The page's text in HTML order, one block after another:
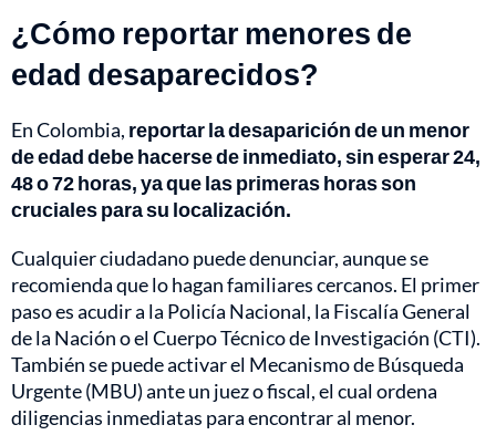
¿Cómo reportar menores de
edad desaparecidos?
En Colombia, reportar la desaparición de un menor
de edad debe hacerse de inmediato, sin esperar 24,
48 o 72 horas, ya que las primeras horas son
cruciales para su localización.
Cualquier ciudadano puede denunciar, aunque se
recomienda que lo hagan familiares cercanos. El primer
paso es acudir a la Policía Nacional, la Fiscalía General
de la Nación o el Cuerpo Técnico de Investigación (CTI).
También se puede activar el Mecanismo de Búsqueda
Urgente (MBU) ante un juez o fiscal, el cual ordena
diligencias inmediatas para encontrar al menor.